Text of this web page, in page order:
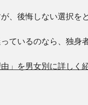
、後悔しない選択を
ているのなら、独身
」を男女別に詳しく